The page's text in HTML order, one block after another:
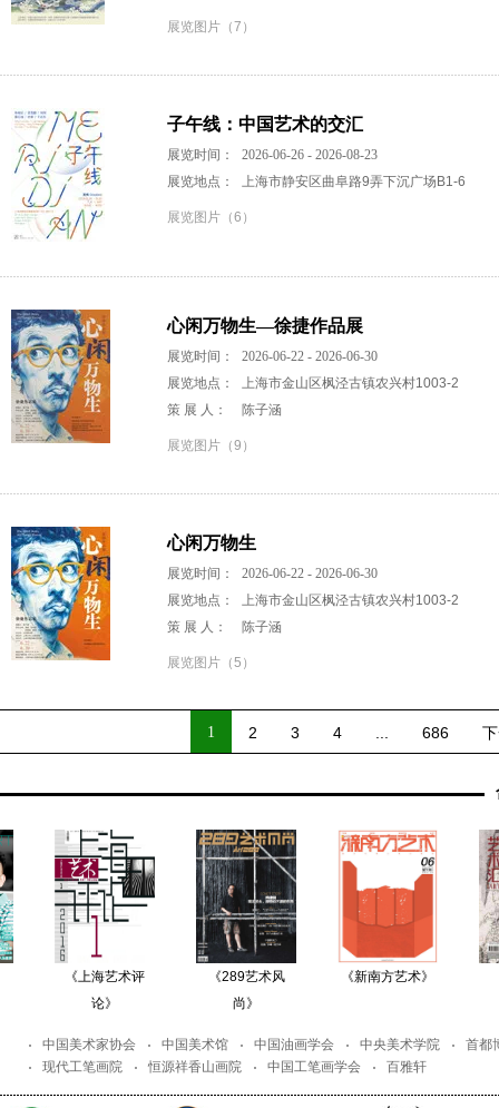
展览图片（7）
子午线：中国艺术的交汇
展览时间：
2026-06-26 - 2026-08-23
展览地点：
上海市静安区曲阜路9弄下沉广场B1-6
展览图片（6）
心闲万物生—徐捷作品展
展览时间：
2026-06-22 - 2026-06-30
展览地点：
上海市金山区枫泾古镇农兴村1003-2
策 展 人：
陈子涵
展览图片（9）
心闲万物生
展览时间：
2026-06-22 - 2026-06-30
展览地点：
上海市金山区枫泾古镇农兴村1003-2
策 展 人：
陈子涵
展览图片（5）
1 2 3 4 686
《上海艺术评
《289艺术风
《新南方艺术》
中国美术家协会 中国美术馆 中国油画学会 中央美术学院
首都
现代工笔画院
恒源祥香山画院 中国工笔画学会 百雅轩